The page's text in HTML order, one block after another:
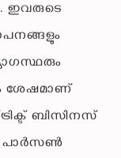
ഇവരുടെ
ശേഷമാണ്
ബിസിനസ്
പാര്‍സണ്‍